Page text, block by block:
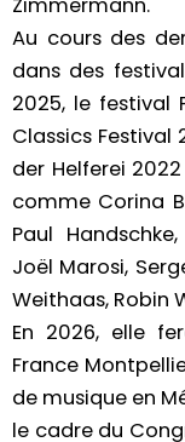
Au cours des
dans des
2025, le festival
Classics
der Helferei
comme Corina
Paul
Joël Marosi,
Weithaas, Robin
En 2026, elle
France
de musique en
le cadre du